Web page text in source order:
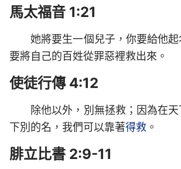
馬太福音 1:21
她將要生一個兒子，你要給他起
要將自己的百姓從罪惡裡救出來。
使徒行傳 4:12
除他以外，別無拯救；因為在
下別的名，我們可以靠著得救 。
腓立比書 2:9-11